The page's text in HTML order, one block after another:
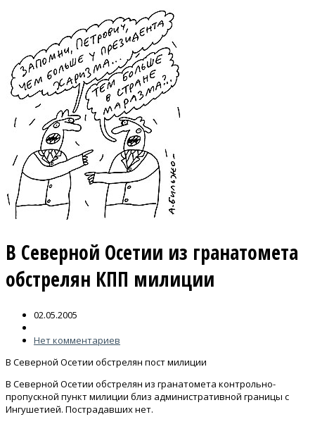
В Северной Осетии из гранатомета
обстрелян КПП милиции
02.05.2005
Нет комментариев
В Северной Осетии обстрелян пост милиции
В Северной Осетии обстрелян из гранатомета контрольно-
пропускной пункт милиции близ административной границы с
Ингушетией. Пострадавших нет.